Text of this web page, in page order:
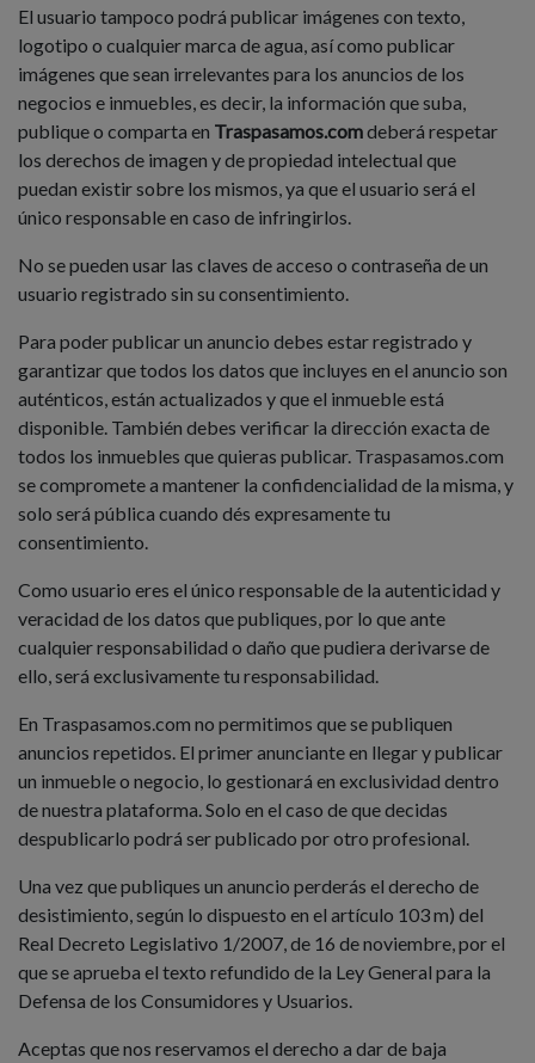
El usuario tampoco podrá publicar imágenes con texto,
logotipo o cualquier marca de agua, así como publicar
imágenes que sean irrelevantes para los anuncios de los
negocios e inmuebles, es decir, la información que suba,
publique o comparta en Traspasamos.comdeberá respetar
los derechos de imagen y de propiedad intelectual que
puedan existir sobre los mismos, ya que el usuario será el
único responsable en caso de infringirlos.
No se pueden usar las claves de acceso o contraseña de un
usuario registrado sin su consentimiento.
Para poder publicar un anuncio debes estar registrado y
garantizar que todos los datos que incluyes en el anuncio son
auténticos, están actualizados y que el inmueble está
disponible. También debes verificar la dirección exacta de
todos los inmuebles que quieras publicar. Traspasamos.com
se compromete a mantener la confidencialidad de la misma, y
solo será pública cuando dés expresamente tu
consentimiento.
Como usuario eres el único responsable de la autenticidad y
veracidad de los datos que publiques, por lo que ante
cualquier responsabilidad o daño que pudiera derivarse de
ello, será exclusivamente tu responsabilidad.
En Traspasamos.com no permitimos que se publiquen
anuncios repetidos. El primer anunciante en llegar y publicar
un inmueble o negocio, lo gestionará en exclusividad dentro
de nuestra plataforma. Solo en el caso de que decidas
despublicarlo podrá ser publicado por otro profesional.
Una vez que publiques un anuncio perderás el derecho de
desistimiento, según lo dispuesto en el artículo 103 m) del
Real Decreto Legislativo 1/2007, de 16 de noviembre, por el
que se aprueba el texto refundido de la Ley General para la
Defensa de los Consumidores y Usuarios.
Aceptas que nos reservamos el derecho a dar de baja